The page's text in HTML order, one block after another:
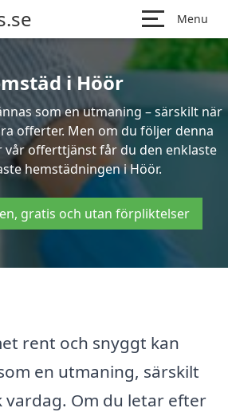
Menu
i Höör
som en utmaning – särskilt när
offerter. Men om du följer denna
vår offerttjänst får du den enklaste
hemstädningen i Höör.
gratis och utan förpliktelser
rent och snyggt kan
en utmaning, särskilt
vardag. Om du letar efter